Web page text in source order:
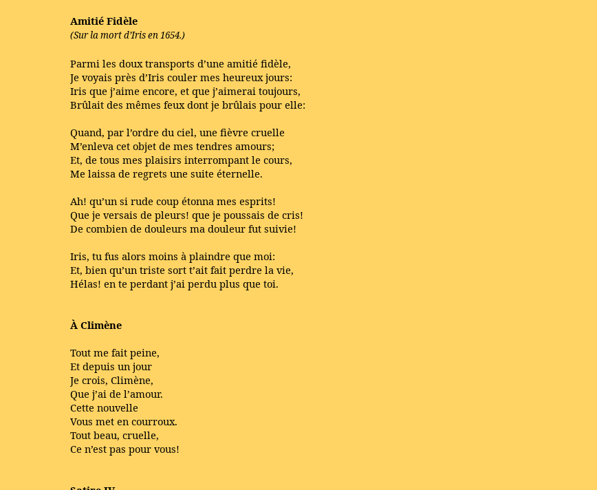
Amitié Fidèle
(Sur la mort d’Iris en 1654.)
Parmi les doux transports d’une amitié fidèle,
Je voyais près d’Iris couler mes heureux jours:
Iris que j’aime encore, et que j’aimerai toujours,
Brûlait des mêmes feux dont je brûlais pour elle:
Quand, par l’ordre du ciel, une fièvre cruelle
M’enleva cet objet de mes tendres amours;
Et, de tous mes plaisirs interrompant le cours,
Me laissa de regrets une suite éternelle.
Ah! qu’un si rude coup étonna mes esprits!
Que je versais de pleurs! que je poussais de cris!
De combien de douleurs ma douleur fut suivie!
Iris, tu fus alors moins à plaindre que moi:
Et, bien qu’un triste sort t’ait fait perdre la vie,
Hélas! en te perdant j’ai perdu plus que toi.
À Climène
Tout me fait peine,
Et depuis un jour
Je crois, Climène,
Que j’ai de l’amour.
Cette nouvelle
Vous met en courroux.
Tout beau, cruelle,
Ce n’est pas pour vous!